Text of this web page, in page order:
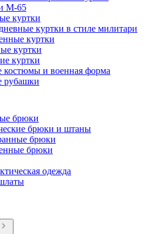
М-65
куртки
куртки в стиле милитари
куртки
куртки
куртки
костюмы и военная форма
рубашки
брюки
брюки и штаны
брюки
брюки
одежда